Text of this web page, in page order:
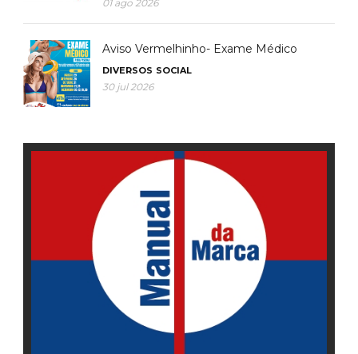
01 ago 2026
Aviso Vermelhinho- Exame Médico
DIVERSOS SOCIAL
30 jul 2026